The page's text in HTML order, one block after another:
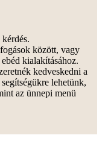
között, vagy
kialakításához.
kedveskedni a
lehetünk,
az ünnepi menü